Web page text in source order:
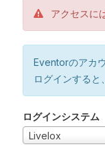
アクセスに
Eventorのアカ
ログインすると、
ログインシステム
Livelox